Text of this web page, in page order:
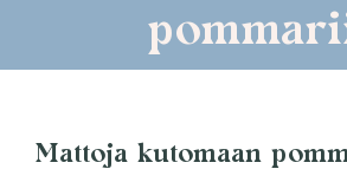
Mattoja kutomaan